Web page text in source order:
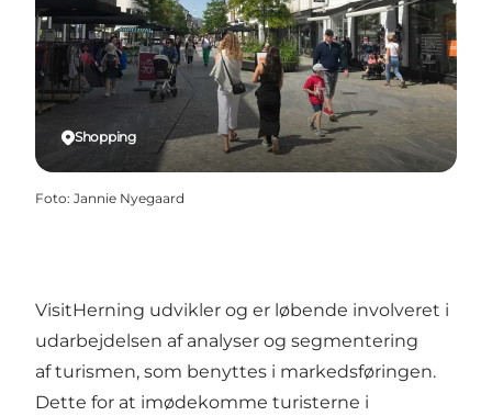
Shopping
Foto: Jannie Nyegaard
VisitHerning udvikler og er løbende involveret i
udarbejdelsen af analyser og segmentering
af turismen, som benyttes i markedsføringen.
Dette for at imødekomme turisterne i